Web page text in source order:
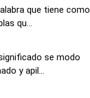
que tiene como
qu...
se modo
y apil...